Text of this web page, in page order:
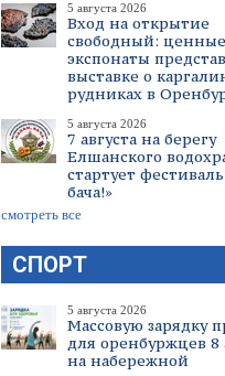
5 августа 2026
Вход на открытие
свободный: ценные
экспонаты
выставке о
рудниках в
5 августа 2026
7 августа на берегу
Елшанского
стартует
бача!»
смотреть все
СПОРТ
5 августа 2026
Массовую зарядку
для оренбуржцев 8
на набережной